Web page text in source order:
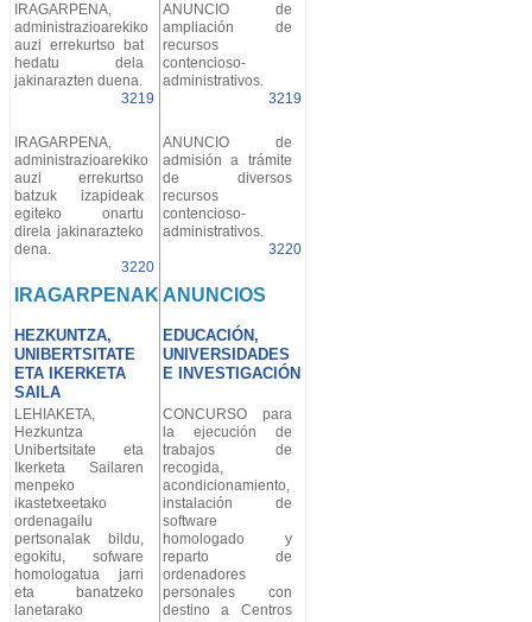
IRAGARPENA,
administrazioarekiko
auzi errekurtso bat
hedatu dela
jakinarazten duena.
3219
ANUNCIO de
ampliación de
recursos
contencioso-
administrativos.
3219
IRAGARPENA,
administrazioarekiko
auzi errekurtso
batzuk izapideak
egiteko onartu
direla jakinarazteko
dena.
3220
ANUNCIO de
admisión a trámite
de diversos
recursos
contencioso-
administrativos.
3220
IRAGARPENAK
HEZKUNTZA,
UNIBERTSITATE
ETA IKERKETA
SAILA
ANUNCIOS
EDUCACIÓN,
UNIVERSIDADES
E INVESTIGACIÓN
LEHIAKETA,
Hezkuntza
Unibertsitate eta
Ikerketa Sailaren
menpeko
ikastetxeetako
ordenagailu
pertsonalak bildu,
egokitu, sofware
homologatua jarri
eta banatzeko
lanetarako
CONCURSO para
la ejecución de
trabajos de
recogida,
acondicionamiento,
instalación de
software
homologado y
reparto de
ordenadores
personales con
destino a Centros